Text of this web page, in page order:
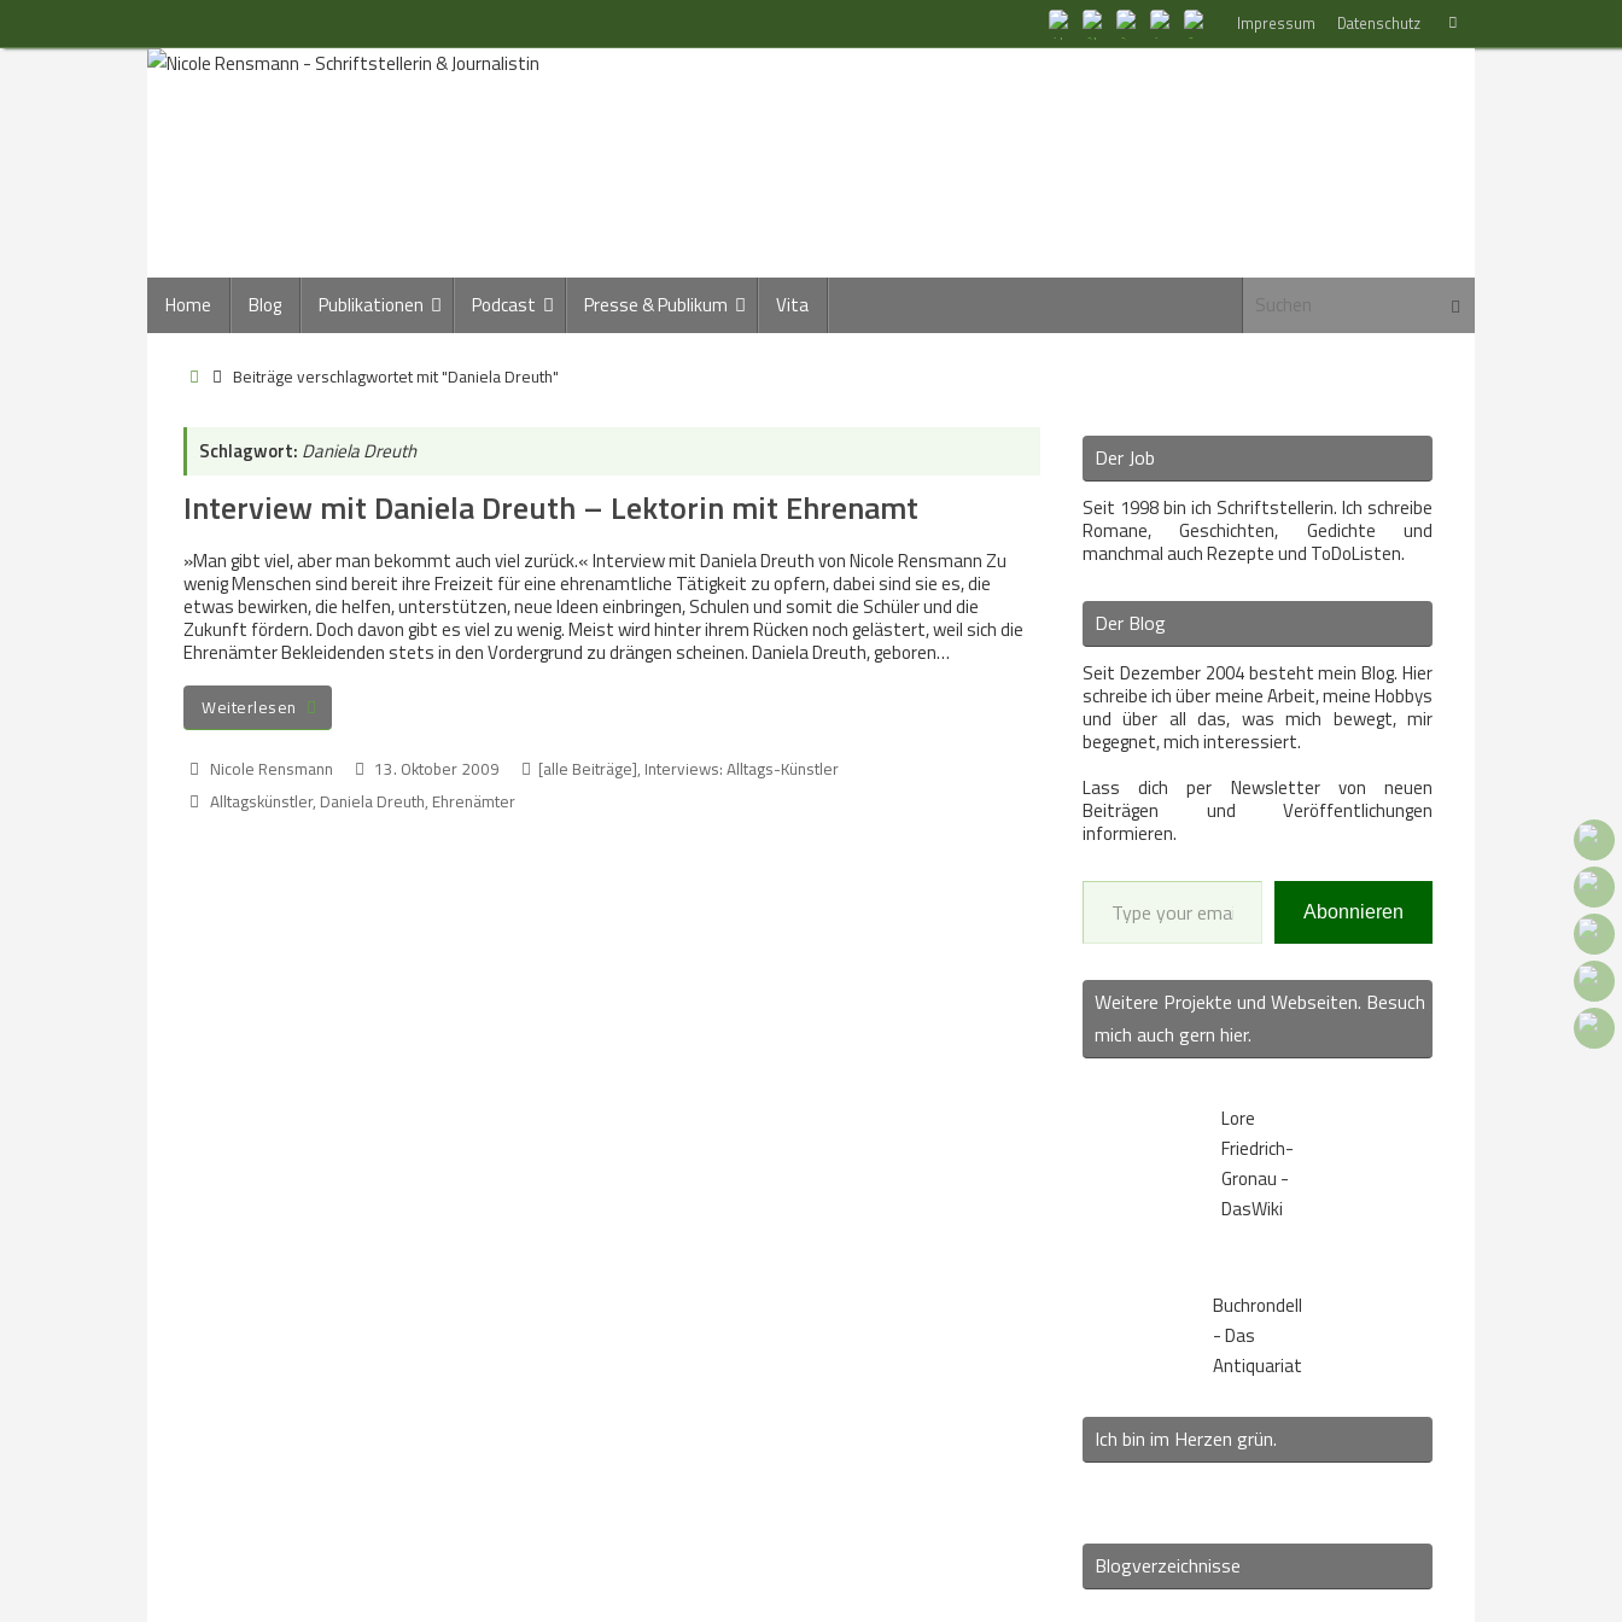
Inhalt
Impressum Datenschutz
nach:
Suchen
Inhalt
springen
Home Blog Publikationen Podcast Presse & Publikum Vita Suchen
StartBeiträge verschlagwortet mit "Daniela Dreuth"
Schlagwort: Daniela Dreuth
Interview mit Daniela Dreuth – Lektorin mit Ehrenamt
»Man gibt viel, aber man bekommt auch viel zurück.« Interview mit Daniela Dreuth von Nicole Rensmann Zu
wenig Menschen sind bereit ihre Freizeit für eine ehrenamtliche Tätigkeit zu opfern, dabei sind sie es, die
etwas bewirken, die helfen, unterstützen, neue Ideen einbringen, Schulen und somit die Schüler und die
Zukunft fördern. Doch davon gibt es viel zu wenig. Meist wird hinter ihrem Rücken noch gelästert, weil sich die
Ehrenämter Bekleidenden stets in den Vordergrund zu drängen scheinen. Daniela Dreuth, geboren…
Weiterlesen
Nicole Rensmann 13. Oktober 2009 [alle Beiträge], Interviews: Alltags-Künstler
Alltagskünstler, Daniela Dreuth, Ehrenämter
Der Job
Seit 1998 bin ich Schriftstellerin. Ich schreibe
Romane, Geschichten, Gedichte und
manchmal auch Rezepte und ToDoListen.
Der Blog
Seit Dezember 2004 besteht mein Blog. Hier
schreibe ich über meine Arbeit, meine Hobbys
und über all das, was mich bewegt, mir
begegnet, mich interessiert.
Lass dich per Newsletter von neuen
Beiträgen und Veröffentlichungen
informieren.
Type your email…
Abonnieren
Weitere Projekte und Webseiten. Besuch
mich auch gern hier.
Lore
Friedrich-
Gronau -
DasWiki
Buchrondell
- Das
Antiquariat
Ich bin im Herzen grün.
Blogverzeichnisse